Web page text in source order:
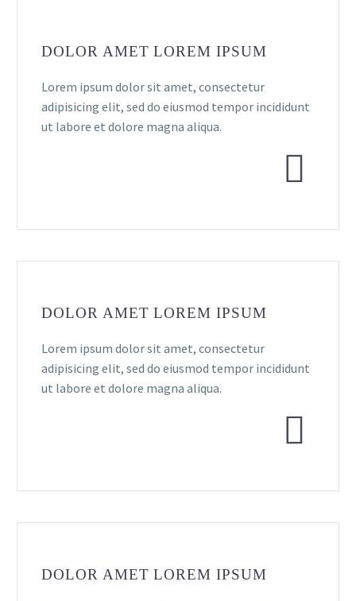
DOLOR AMET LOREM IPSUM
Lorem ipsum dolor sit amet, consectetur
adipisicing elit, sed do eiusmod tempor incididunt
ut labore et dolore magna aliqua.


DOLOR AMET LOREM IPSUM
Lorem ipsum dolor sit amet, consectetur
adipisicing elit, sed do eiusmod tempor incididunt
ut labore et dolore magna aliqua.


DOLOR AMET LOREM IPSUM